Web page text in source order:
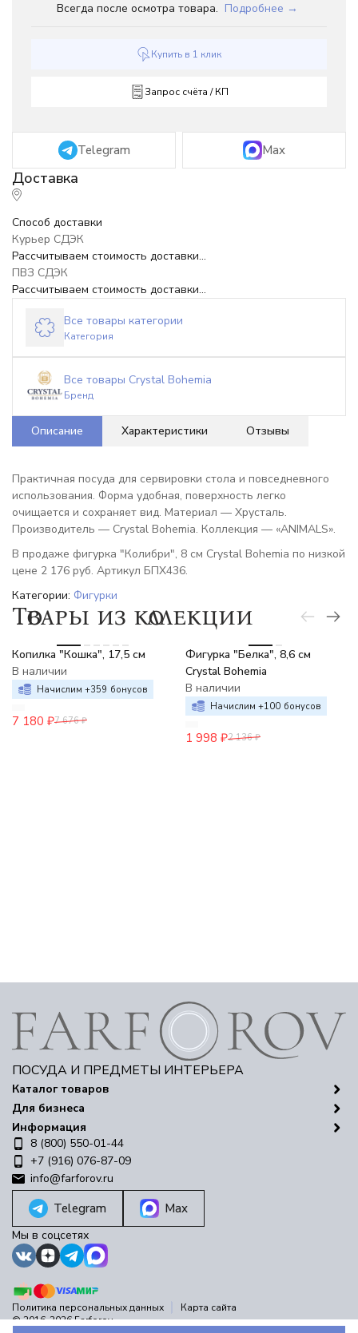
Всегда после осмотра товара. Подробнее →
Купить в 1 клик
Запрос счёта / КП
Telegram Max
Способ доставки
Курьер СДЭК
Рассчитываем стоимость доставки...
ПВЗ СДЭК
Рассчитываем стоимость доставки...
Все товары категории
Категория
Все товары Crystal Bohemia
Бренд
Описание Характеристики Отзывы
Практичная посуда для сервировки стола и повседневного
использования. Форма удобная, поверхность легко
очищается и сохраняет вид. Материал — Хрусталь.
Производитель — Crystal Bohemia. Коллекция — «ANIMALS».
В продаже фигурка "Колибри", 8 см Crystal Bohemia по низкой
цене 2 176 руб. Артикул БПХ436.
Категории: Фигурки
Товары из коллекции
Копилка "Кошка", 17,5 см
В наличии
Начислим +359 бонусов
7 180 ₽7 676 ₽
Фигурка "Белка", 8,6 см
Crystal Bohemia
В наличии
Начислим +100 бонусов
1 998 ₽2 136 ₽
ПОСУДА И ПРЕДМЕТЫ ИНТЕРЬЕРА
Каталог товаров
Для бизнеса
Информация
8 (800) 550-01-44
+7 (916) 076-87-09
info@farforov.ru
Telegram Max
Мы в соцсетях
Политика персональных данных
Карта сайта
© 2016-2026 Farforov